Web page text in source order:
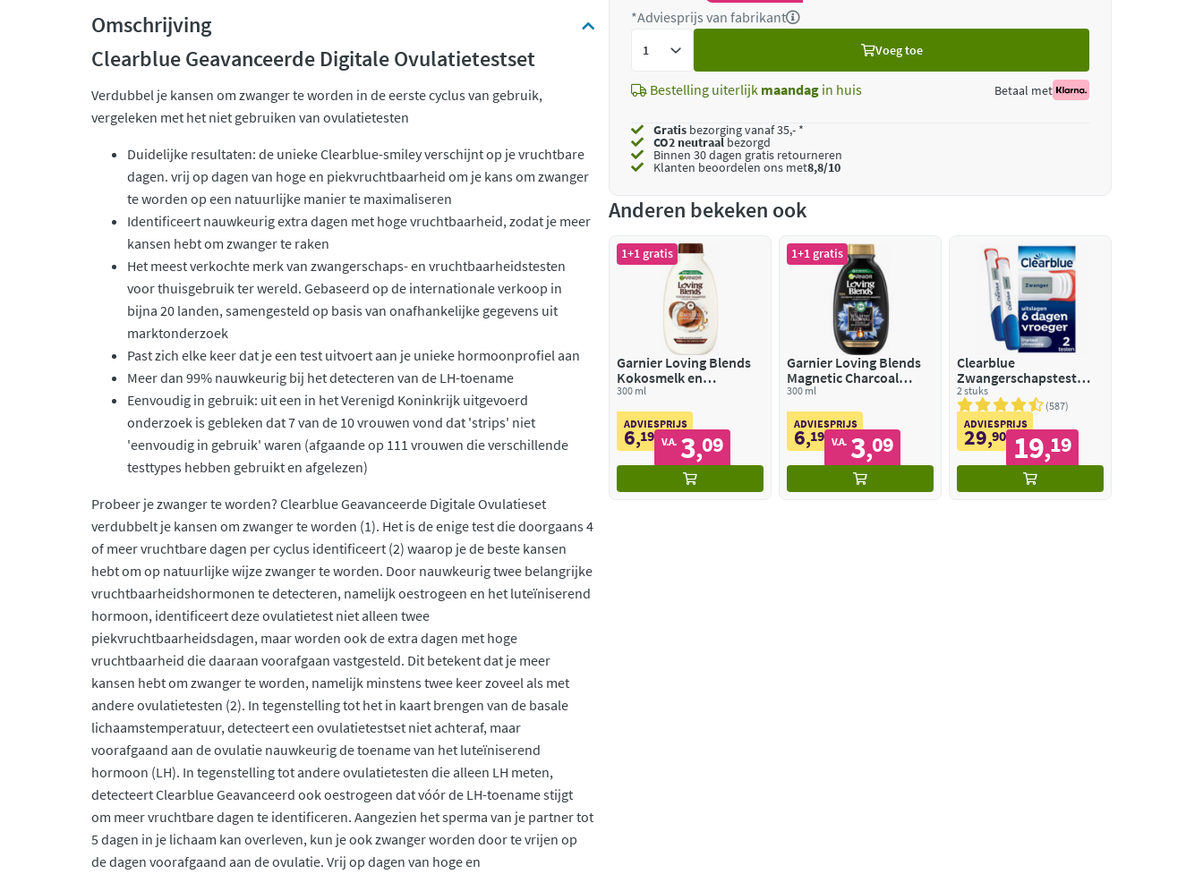
Omschrijving
Clearblue Geavanceerde Digitale Ovulatietestset
Verdubbel je kansen om zwanger te worden in de eerste cyclus van gebruik,
vergeleken met het niet gebruiken van ovulatietesten
Duidelijke resultaten: de unieke Clearblue-smiley verschijnt op je vruchtbare
dagen. vrij op dagen van hoge en piekvruchtbaarheid om je kans om zwanger
te worden op een natuurlijke manier te maximaliseren
Identificeert nauwkeurig extra dagen met hoge vruchtbaarheid, zodat je meer
kansen hebt om zwanger te raken
Het meest verkochte merk van zwangerschaps- en vruchtbaarheidstesten
voor thuisgebruik ter wereld. Gebaseerd op de internationale verkoop in
bijna 20 landen, samengesteld op basis van onafhankelijke gegevens uit
marktonderzoek
Past zich elke keer dat je een test uitvoert aan je unieke hormoonprofiel aan
Meer dan 99% nauwkeurig bij het detecteren van de LH-toename
Eenvoudig in gebruik: uit een in het Verenigd Koninkrijk uitgevoerd
onderzoek is gebleken dat 7 van de 10 vrouwen vond dat 'strips' niet
'eenvoudig in gebruik' waren (afgaande op 111 vrouwen die verschillende
testtypes hebben gebruikt en afgelezen)
Probeer je zwanger te worden? Clearblue Geavanceerde Digitale Ovulatieset
verdubbelt je kansen om zwanger te worden (1). Het is de enige test die doorgaans 4
of meer vruchtbare dagen per cyclus identificeert (2) waarop je de beste kansen
hebt om op natuurlijke wijze zwanger te worden. Door nauwkeurig twee belangrijke
vruchtbaarheidshormonen te detecteren, namelijk oestrogeen en het luteïniserend
hormoon, identificeert deze ovulatietest niet alleen twee
piekvruchtbaarheidsdagen, maar worden ook de extra dagen met hoge
vruchtbaarheid die daaraan voorafgaan vastgesteld. Dit betekent dat je meer
kansen hebt om zwanger te worden, namelijk minstens twee keer zoveel als met
andere ovulatietesten (2). In tegenstelling tot het in kaart brengen van de basale
lichaamstemperatuur, detecteert een ovulatietestset niet achteraf, maar
voorafgaand aan de ovulatie nauwkeurig de toename van het luteïniserend
hormoon (LH). In tegenstelling tot andere ovulatietesten die alleen LH meten,
detecteert Clearblue Geavanceerd ook oestrogeen dat vóór de LH-toename stijgt
om meer vruchtbare dagen te identificeren. Aangezien het sperma van je partner tot
5 dagen in je lichaam kan overleven, kun je ook zwanger worden door te vrijen op
de dagen voorafgaand aan de ovulatie. Vrij op dagen van hoge en
*Adviesprijs van fabrikant
Voeg toe
Bestelling uiterlijk maandag in huis Betaal met
Gratis bezorging vanaf 35,- *
CO2 neutraalbezorgd
Binnen 30 dagen gratis retourneren
Klanten beoordelen ons met8,8/10
Anderen bekeken ook
1+1 gratis
Garnier Loving Blends
Kokosmelk en
Macadamia Shampoo
300 ml
ADVIESPRIJS
6,19 V.A. 3,09
1+1 gratis
Garnier Loving Blends
Magnetic Charcoal
Shampoo
300 ml
ADVIESPRIJS
6,19 V.A. 3,09
Clearblue
Zwangerschapstest
Ultravroeg Digitaal
2 stuks
587
ADVIESPRIJS
29,90 19,19